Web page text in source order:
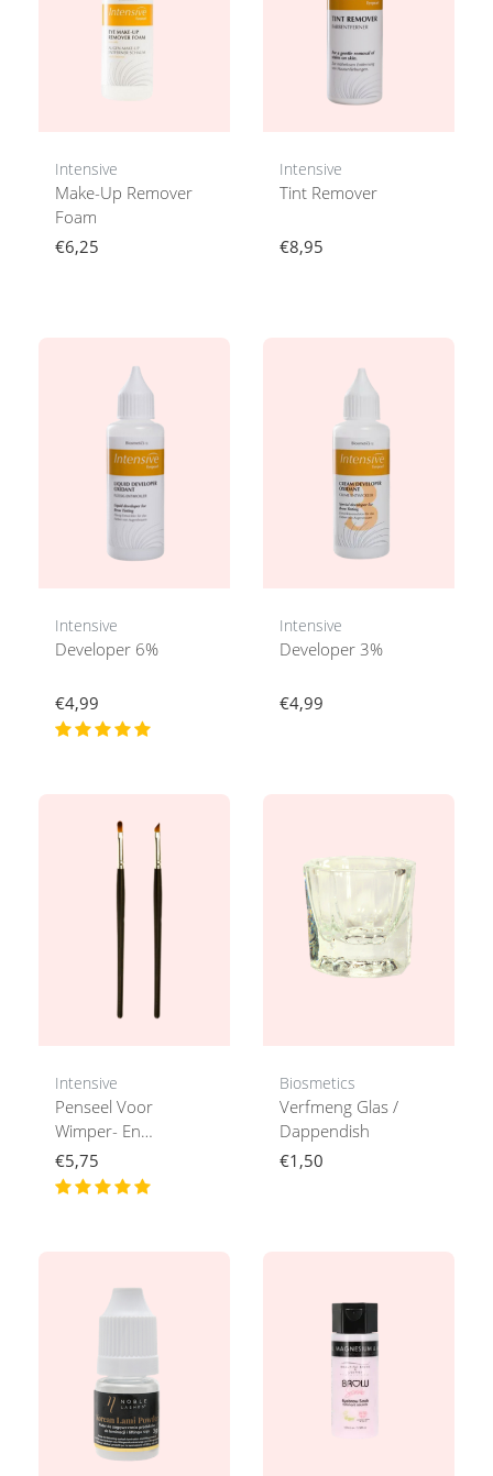
Intensive
Make-Up Remover
Foam
€6,25
Intensive
Tint Remover
€8,95
Intensive
Developer 6%
€4,99
Intensive
Developer 3%
€4,99
Intensive
Penseel Voor
Wimper- En
Wenkbrauwverf
€5,75
Biosmetics
Verfmeng Glas /
Dappendish
€1,50